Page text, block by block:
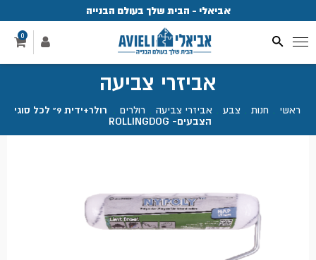
אביאלי - הבית שלך בעולם הבנייה
0
אביזרי צביעה
ראשי חנות צבע אביזרי צביעה רולרים
רולר+ידית 9" לכל סוגי
הצבעים- ROLLINGDOG